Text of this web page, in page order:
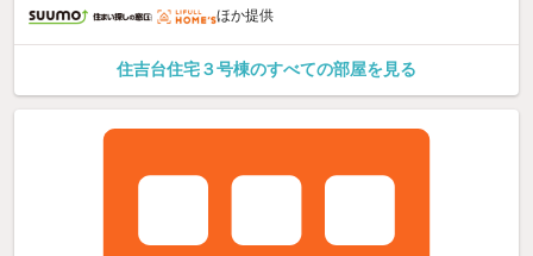
ほか提供
住吉台住宅３号棟のすべての部屋を見る